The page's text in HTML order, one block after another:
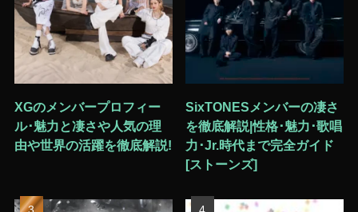
XGのメンバープロフィー
ル･魅力と凄さや人気の理
由や世界の活躍を徹底解説!
SixTONESメンバーの凄さ
を徹底解説|性格･魅力･歌唱
力･Jr.時代まで完全ガイド
[ストーンズ]